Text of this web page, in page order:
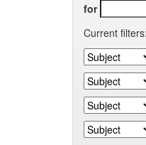
for
Current filters: